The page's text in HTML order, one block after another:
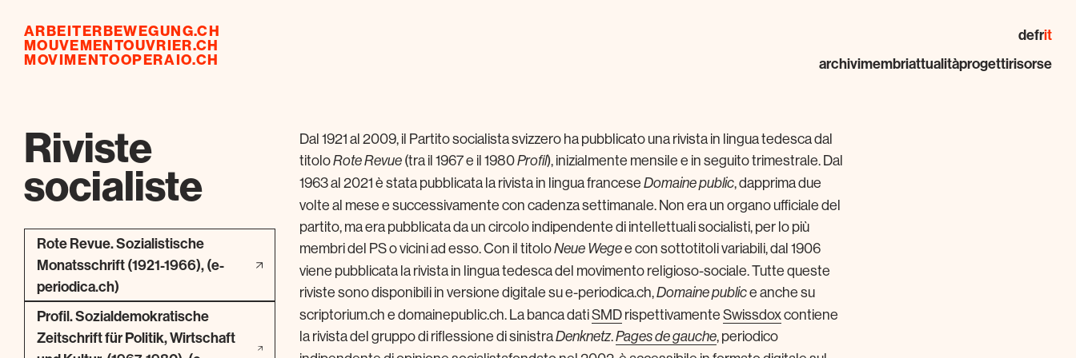
ARBEITERBEWEGUNG.CH
MOUVEMENTOUVRIER.CH
MOVIMENTOOPERAIO.CH
defrit
archivimembriattualitàprogettirisorse
Riviste
socialiste
Rote Revue. Sozialistische
Monatsschrift (1921-1966), (e-
periodica.ch)
Profil. Sozialdemokratische
Zeitschrift für Politik, Wirtschaft
Dal 1921 al 2009, il Partito socialista svizzero ha pubblicato una rivista in lingua tedesca dal
titoloRote Revue(tra il 1967 e il 1980Profil), inizialmente mensile e in seguito trimestrale. Dal
1963 al 2021 è stata pubblicata la rivista in lingua francese Domaine public, dapprima due
volte al mese e successivamente con cadenza settimanale. Non era un organo ufficiale del
partito, ma era pubblicata da un circolo indipendente di intellettuali socialisti, per lo più
membri del PS o vicini ad esso. Con il titoloNeue Wegee con sottotitoli variabili, dal 1906
viene pubblicata la rivista in lingua tedesca del movimento religioso-sociale. Tutte queste
riviste sono disponibili in versione digitale su e-periodica.ch,Domaine publice anche su
scriptorium.ch e domainepublic.ch. La banca datiSMDrispettivamenteSwissdoxcontiene
la rivista del gruppo di riflessione di sinistraDenknetz.Pages de gauche, periodico